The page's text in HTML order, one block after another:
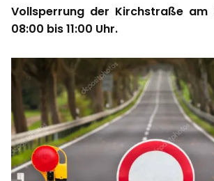
Vollsperrung der Kirchstraße am
08:00 bis 11:00 Uhr.